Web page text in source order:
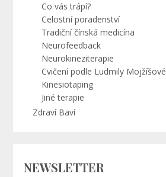
Co vás trápí?
Celostní poradenství
Tradiční čínská medicína
Neurofeedback
Neurokineziterapie
Cvičení podle Ludmily Mojžíšové
Kinesiotaping
Jiné terapie
Zdraví Baví
NEWSLETTER